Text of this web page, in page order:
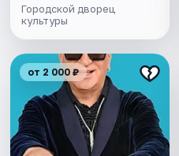
Городской дворец
культуры
от 2 000 ₽